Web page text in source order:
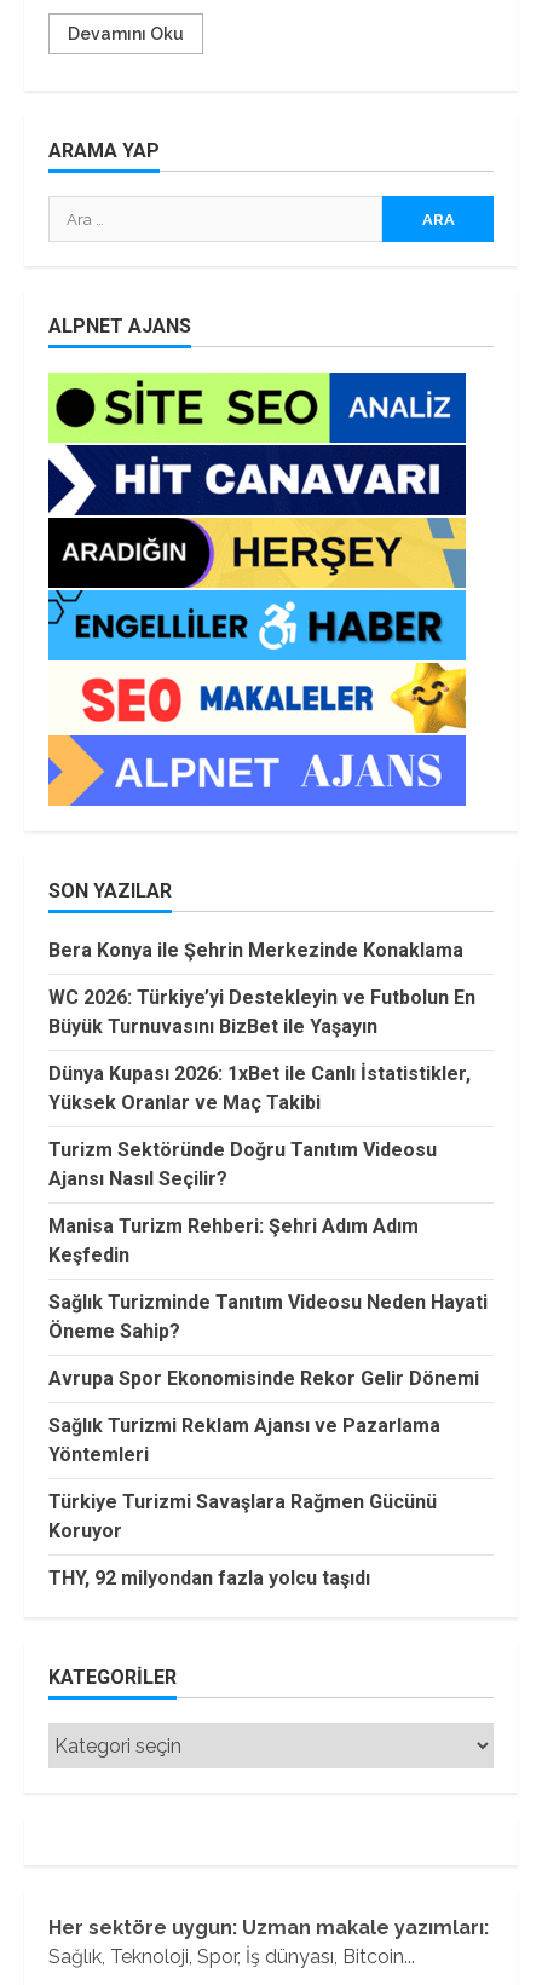
Devamını Oku
ARAMA YAP
Arama:
ALPNET AJANS
SON YAZILAR
Bera Konya ile Şehrin Merkezinde Konaklama
WC 2026: Türkiye’yi Destekleyin ve Futbolun En
Büyük Turnuvasını BizBet ile Yaşayın
Dünya Kupası 2026: 1xBet ile Canlı İstatistikler,
Yüksek Oranlar ve Maç Takibi
Turizm Sektöründe Doğru Tanıtım Videosu
Ajansı Nasıl Seçilir?
Manisa Turizm Rehberi: Şehri Adım Adım
Keşfedin
Sağlık Turizminde Tanıtım Videosu Neden Hayati
Öneme Sahip?
Avrupa Spor Ekonomisinde Rekor Gelir Dönemi
Sağlık Turizmi Reklam Ajansı ve Pazarlama
Yöntemleri
Türkiye Turizmi Savaşlara Rağmen Gücünü
Koruyor
THY, 92 milyondan fazla yolcu taşıdı
KATEGORILER
Kategoriler
Her sektöre uygun: Uzman makale yazımları:
Sağlık, Teknoloji, Spor, İş dünyası, Bitcoin...